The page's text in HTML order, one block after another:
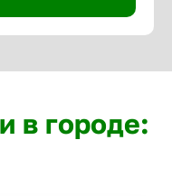
в городе: